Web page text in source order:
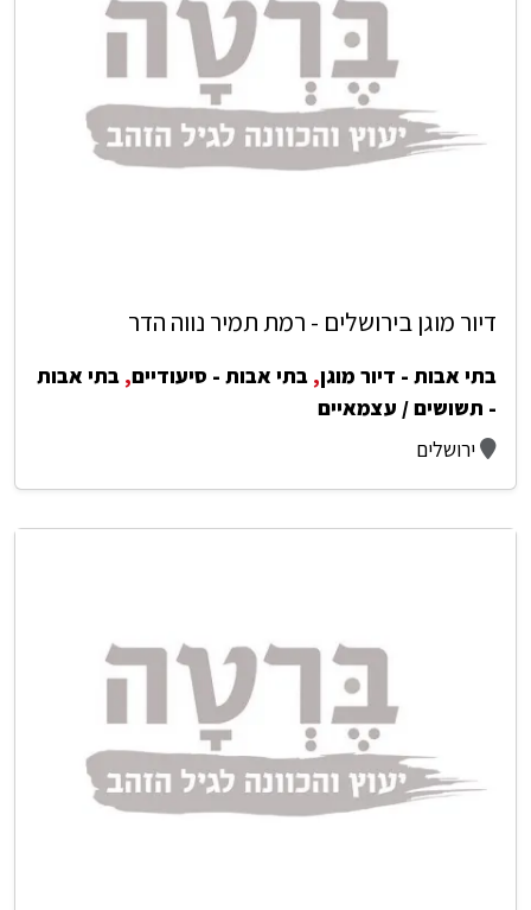
דיור מוגן בירושלים - רמת תמיר נווה הדר
בתי אבות - דיור מוגן, בתי אבות - סיעודיים, בתי אבות
- תשושים / עצמאיים
ירושלים